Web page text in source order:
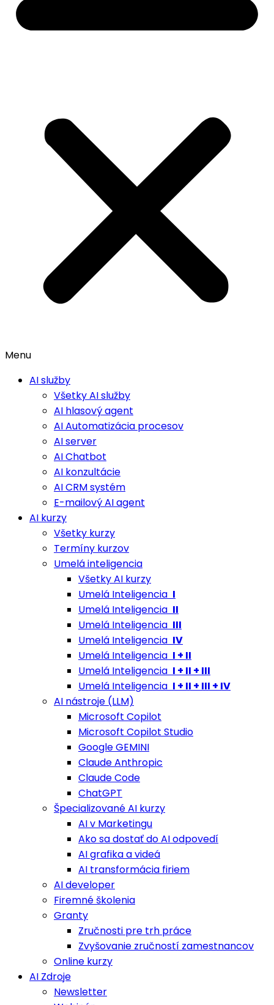
Menu
AI služby
Všetky AI služby
AI hlasový agent
AI Automatizácia procesov
AI server
AI Chatbot
AI konzultácie
AI CRM systém
E-mailový AI agent
AI kurzy
Všetky kurzy
Termíny kurzov
Umelá inteligencia
Všetky AI kurzy
Umelá Inteligencia I
Umelá Inteligencia II
Umelá Inteligencia III
Umelá Inteligencia IV
Umelá Inteligencia I + II
Umelá Inteligencia I + II + III
Umelá Inteligencia I + II + III + IV
AI nástroje (LLM)
Microsoft Copilot
Microsoft Copilot Studio
Google GEMINI
Claude Anthropic
Claude Code
ChatGPT
Špecializované AI kurzy
AI v Marketingu
Ako sa dostať do AI odpovedí
AI grafika a videá
AI transformácia firiem
AI developer
Firemné školenia
Granty
Zručnosti pre trh práce
Zvyšovanie zručností zamestnancov
Online kurzy
AI Zdroje
Newsletter